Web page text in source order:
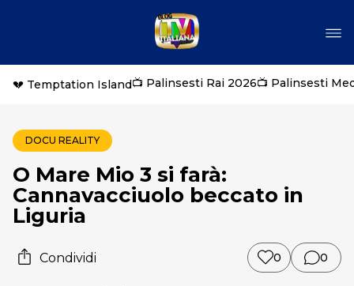
💔 Temptation Island📺 Palinsesti Rai 2026📺 Palinsesti
DOCU REALITY
O Mare Mio 3 si farà:
Cannavacciuolo beccato in
Liguria
Condividi 0 0